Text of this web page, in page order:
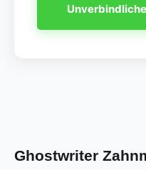
Ghostwriter